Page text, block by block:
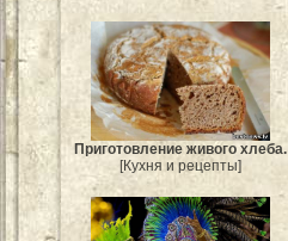
Приготовление живого хлеба.
[Кухня и рецепты]